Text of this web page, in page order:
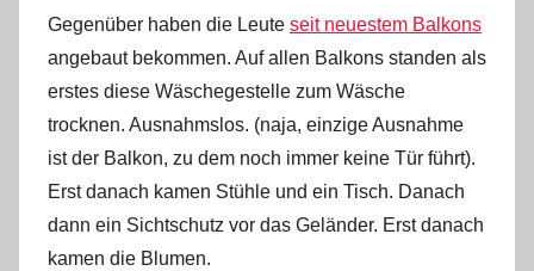
Gegenüber haben die Leute seit neuestem Balkons
angebaut bekommen. Auf allen Balkons standen als
erstes diese Wäschegestelle zum Wäsche
trocknen. Ausnahmslos. (naja, einzige Ausnahme
ist der Balkon, zu dem noch immer keine Tür führt).
Erst danach kamen Stühle und ein Tisch. Danach
dann ein Sichtschutz vor das Geländer. Erst danach
kamen die Blumen.